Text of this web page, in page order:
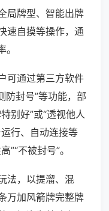
局牌型、智能出牌
速自摸等操作，通
可通过第三方软件
防封号”等功能，部
别好”或“透视他人
行、自动连接等
”“不被封号”。
法，以提溜、混
万加风箭牌完整牌